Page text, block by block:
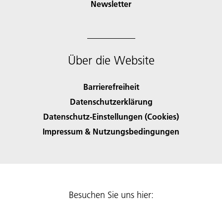
Newsletter
Über die Website
Barrierefreiheit
Datenschutzerklärung
Datenschutz-Einstellungen (Cookies)
Impressum & Nutzungsbedingungen
Besuchen Sie uns hier: